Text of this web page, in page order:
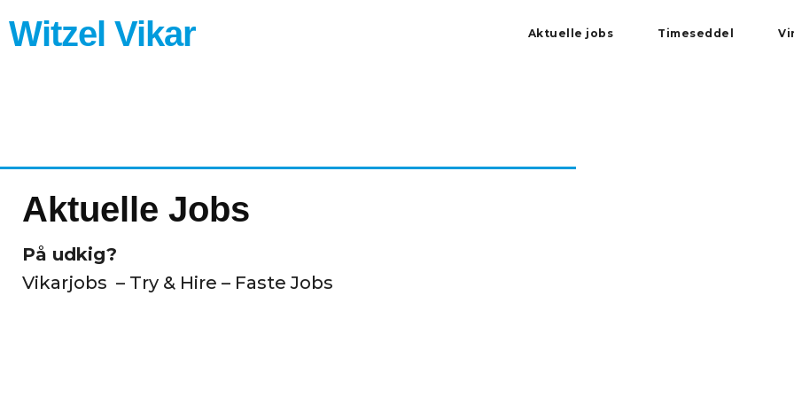
til
indholdet
Witzel Vikar Aktuelle jobs Timeseddel
Aktuelle Jobs
På udkig?
Vikarjobs – Try & Hire – Faste Jobs